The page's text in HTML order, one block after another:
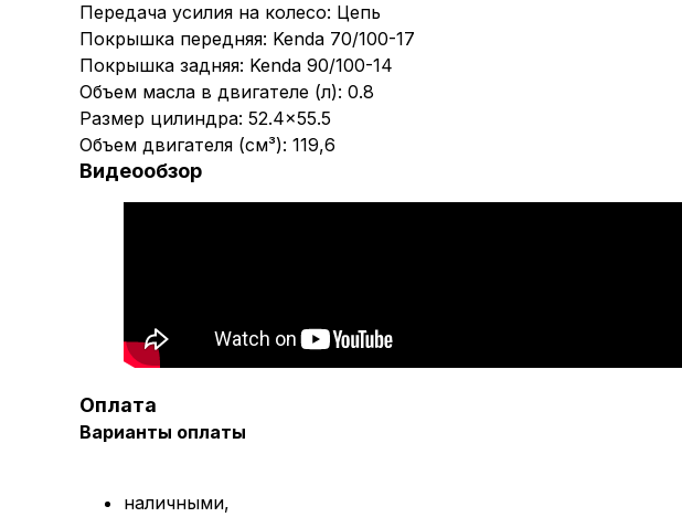
Передача усилия на колесо: Цепь
Покрышка передняя: Kenda 70/100-17
Покрышка задняя: Kenda 90/100-14
Объем масла в двигателе (л): 0.8
Размер цилиндра: 52.4×55.5
Объем двигателя (см³): 119,6
Видеообзор
Оплата
Варианты оплаты
наличными,